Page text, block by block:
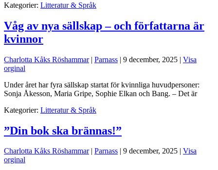
Kategorier: Litteratur & Språk
Våg av nya sällskap – och författarna är
kvinnor
Charlotta Kåks Röshammar | Parnass | 9 december, 2025 | Visa
orginal
Under året har fyra sällskap startat för kvinnliga huvudpersoner:
Sonja Åkesson, Maria Gripe, Sophie Elkan och Bang. – Det är
Kategorier: Litteratur & Språk
”Din bok ska brännas!”
Charlotta Kåks Röshammar Parnass 9 december, 2025
Visa
orginal